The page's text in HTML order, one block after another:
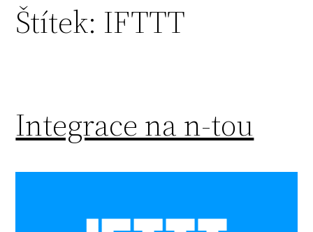
Štítek: IFTTT
Integrace na n-tou